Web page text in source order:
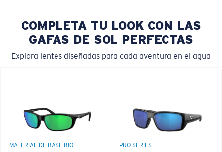
COMPLETA TU LOOK CON LAS
GAFAS DE SOL PERFECTAS
Explora lentes diseñadas para cada aventura en el agua
MATERIAL DE BASE BIO PRO SERIES